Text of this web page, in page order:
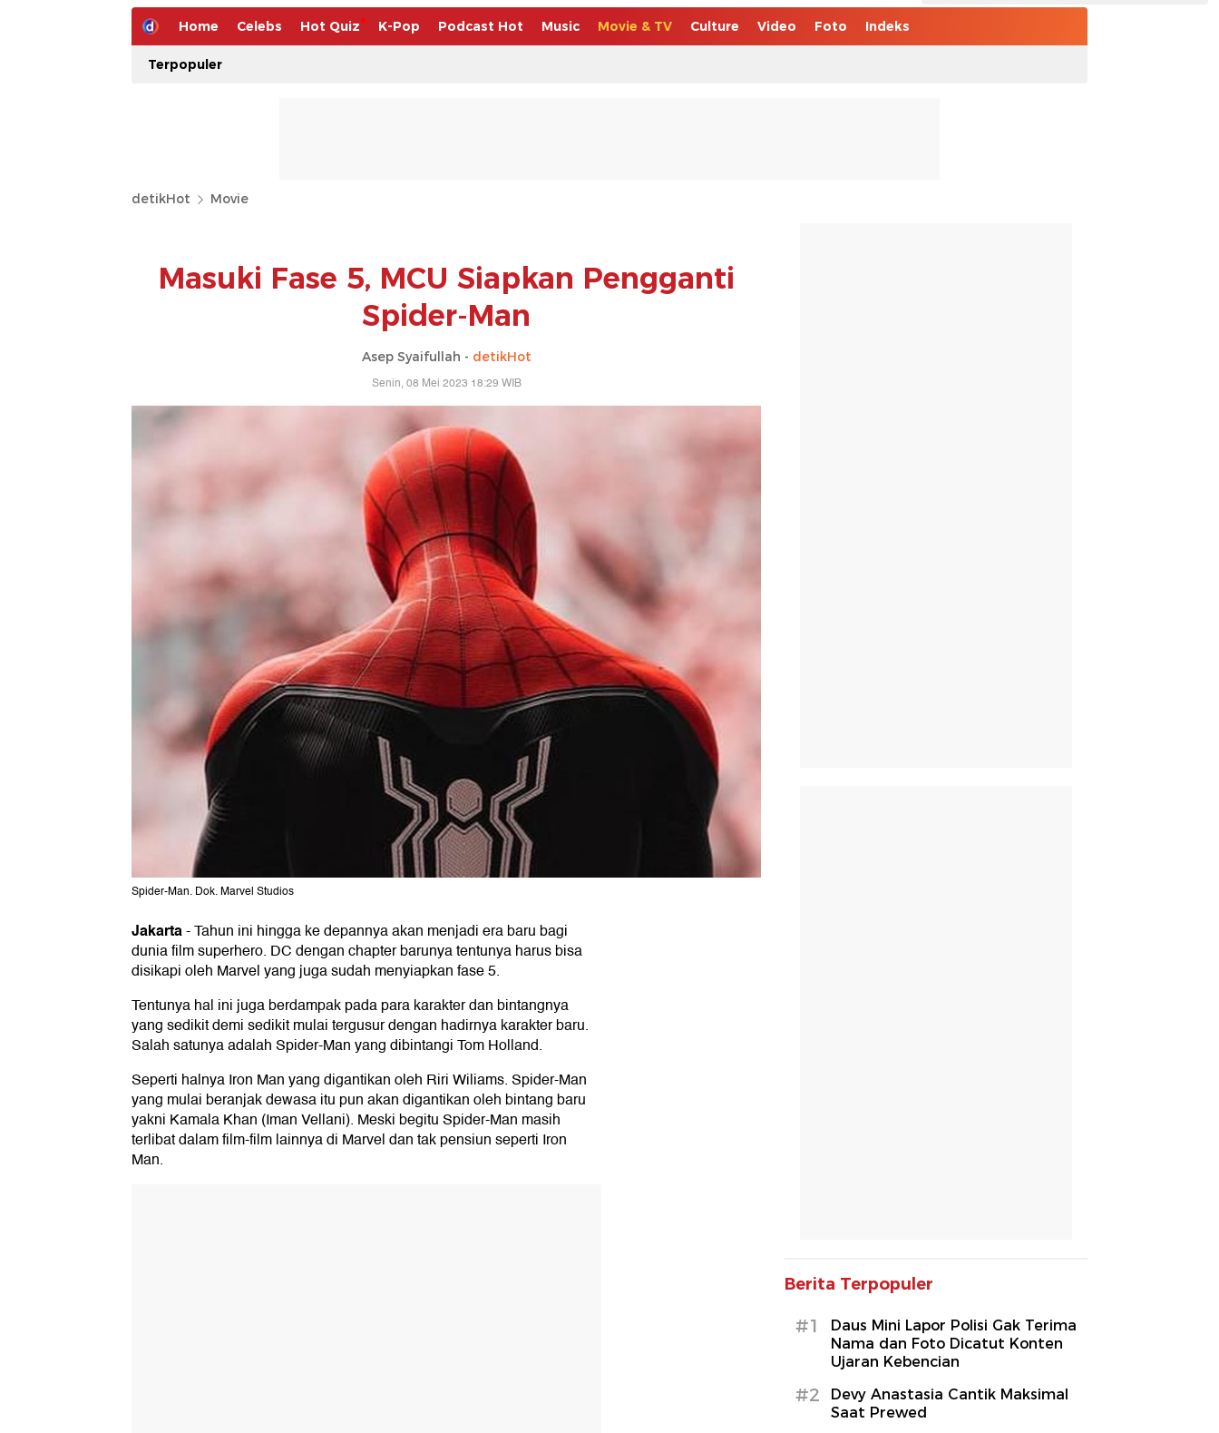
Home Celebs Hot Quiz K-Pop Podcast Hot Music Movie & TV Culture Video Foto Indeks
Terpopuler
detikHot Movie
Masuki Fase 5, MCU Siapkan Pengganti
Spider-Man
Asep Syaifullah - detikHot
Senin, 08 Mei 2023 18:29 WIB
Spider-Man. Dok. Marvel Studios
Jakarta-Tahun ini hingga ke depannya akan menjadi era baru bagi
dunia film superhero. DC dengan chapter barunya tentunya harus bisa
disikapi oleh Marvel yang juga sudah menyiapkan fase 5.
Tentunya hal ini juga berdampak pada para karakter dan bintangnya
yang sedikit demi sedikit mulai tergusur dengan hadirnya karakter baru.
Salah satunya adalah Spider-Man yang dibintangi Tom Holland.
Seperti halnya Iron Man yang digantikan oleh Riri Wiliams. Spider-Man
yang mulai beranjak dewasa itu pun akan digantikan oleh bintang baru
yakni Kamala Khan (Iman Vellani). Meski begitu Spider-Man masih
terlibat dalam film-film lainnya di Marvel dan tak pensiun seperti Iron
Man.
Berita Terpopuler
#1
Daus Mini Lapor Polisi Gak Terima
Nama dan Foto Dicatut Konten
Ujaran Kebencian
#2
Devy Anastasia Cantik Maksimal
Saat Prewed